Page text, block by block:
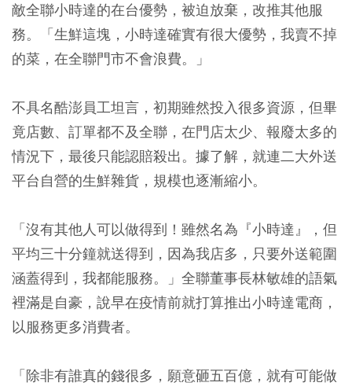
敵全聯小時達的在台優勢，被迫放棄，改推其他服
務。「生鮮這塊，小時達確實有很大優勢，我賣不掉
的菜，在全聯門市不會浪費。」
不具名酷澎員工坦言，初期雖然投入很多資源，但畢
竟店數、訂單都不及全聯，在門店太少、報廢太多的
情況下，最後只能認賠殺出。據了解，就連二大外送
平台自營的生鮮雜貨，規模也逐漸縮小。
「沒有其他人可以做得到！雖然名為『小時達』，但
平均三十分鐘就送得到，因為我店多，只要外送範圍
涵蓋得到，我都能服務。」全聯董事長林敏雄的語氣
裡滿是自豪，說早在疫情前就打算推出小時達電商，
以服務更多消費者。
「除非有誰真的錢很多，願意砸五百億，就有可能做